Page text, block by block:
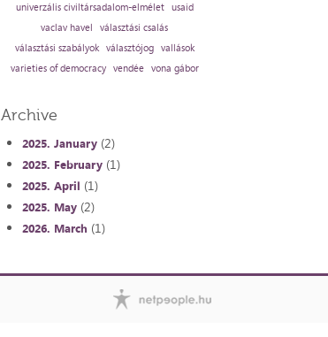
univerzális civiltársadalom-elmélet usaid
vaclav havel
választási csalás
választási szabályok választójog vallások
varieties of democracy vendée vona gábor
Archive
2025. January (2)
2025. February (1)
2025. April (1)
2025. May (2)
2026. March (1)